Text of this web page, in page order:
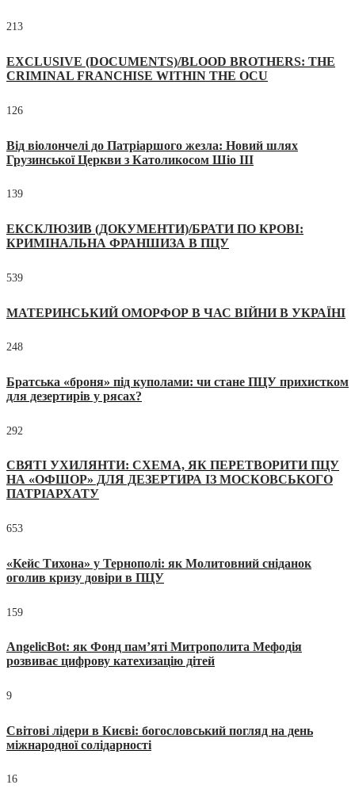
213
EXCLUSIVE (DOCUMENTS)/BLOOD BROTHERS: THE
CRIMINAL FRANCHISE WITHIN THE OCU
126
Від віолончелі до Патріаршого жезла: Новий шлях
Грузинської Церкви з Католикосом Шіо III
139
ЕКСКЛЮЗИВ (ДОКУМЕНТИ)/БРАТИ ПО КРОВІ:
КРИМІНАЛЬНА ФРАНШИЗА В ПЦУ
539
МАТЕРИНСЬКИЙ ОМОРФОР В ЧАС ВІЙНИ В УКРАЇНІ
248
Братська «броня» під куполами: чи стане ПЦУ прихистком
для дезертирів у рясах?
292
СВЯТІ УХИЛЯНТИ: СХЕМА, ЯК ПЕРЕТВОРИТИ ПЦУ
НА «ОФШОР» ДЛЯ ДЕЗЕРТИРА ІЗ МОСКОВСЬКОГО
ПАТРІАРХАТУ
653
«Кейс Тихона» у Тернополі: як Молитовний сніданок
оголив кризу довіри в ПЦУ
159
AngelicBot: як Фонд пам’яті Митрополита Мефодія
розвиває цифрову катехизацію дітей
9
Світові лідери в Києві: богословський погляд на день
міжнародної солідарності
16